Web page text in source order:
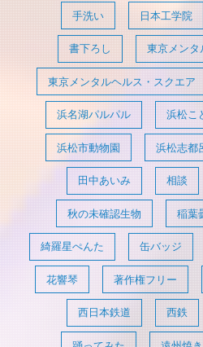
手洗い 日本工学院
書下ろし 東京メンタ
東京メンタルヘルス・スクエア
浜名湖パルパル 浜松こ
浜松市動物園 浜松志都
田中あいみ 相談
秋の未確認生物 稲葉
綺羅星ぺんた 缶バッジ
花響琴 著作権フリー
西日本鉄道 西鉄